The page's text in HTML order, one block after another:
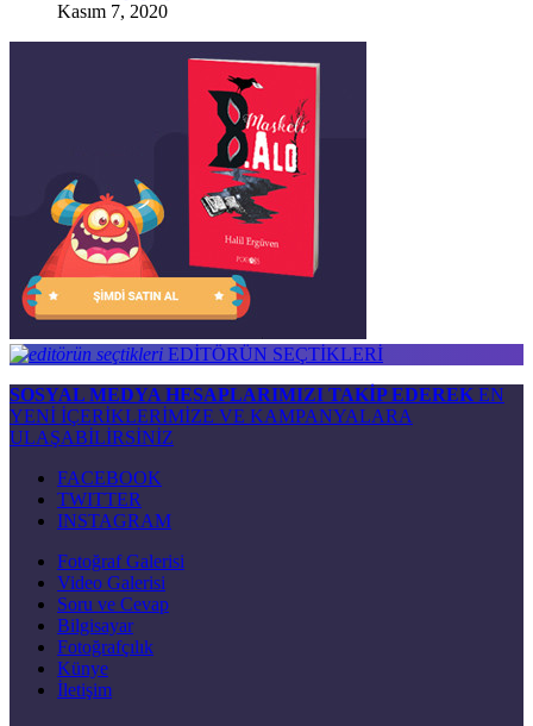
Kasım 7, 2020
EDİTÖRÜN SEÇTİKLERİ
SOSYAL MEDYA HESAPLARIMIZI TAKİP EDEREK EN
YENİ İÇERİKLERİMİZE VE KAMPANYALARA
ULAŞABİLİRSİNİZ
FACEBOOK
TWITTER
INSTAGRAM
Fotoğraf Galerisi
Video Galerisi
Soru ve Cevap
Bilgisayar
Fotoğrafçılık
Künye
İletişim